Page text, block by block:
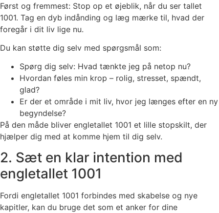
Først og fremmest: Stop op et øjeblik, når du ser tallet
1001. Tag en dyb indånding og læg mærke til, hvad der
foregår i dit liv lige nu.
Du kan støtte dig selv med spørgsmål som:
Spørg dig selv: Hvad tænkte jeg på netop nu?
Hvordan føles min krop – rolig, stresset, spændt,
glad?
Er der et område i mit liv, hvor jeg længes efter en ny
begyndelse?
På den måde bliver engletallet 1001 et lille stopskilt, der
hjælper dig med at komme hjem til dig selv.
2. Sæt en klar intention med
engletallet 1001
Fordi engletallet 1001 forbindes med skabelse og nye
kapitler, kan du bruge det som et anker for dine